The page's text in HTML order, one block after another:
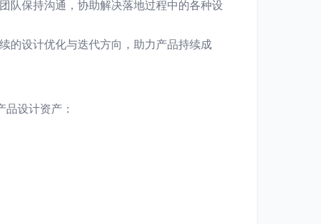
队保持沟通，协助解决落地过程中的各种设
的设计优化与迭代方向，助力产品持续成
设计资产：